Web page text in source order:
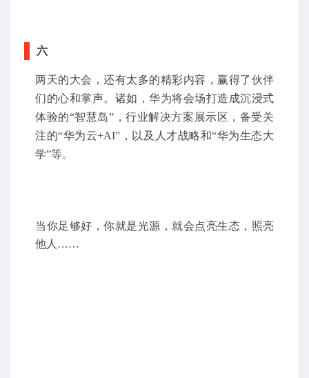
六
两天的大会，还有太多的精彩内容，赢得了伙伴
们的心和掌声。诸如，华为将会场打造成沉浸式
体验的“智慧岛”，行业解决方案展示区，备受关
注的“华为云+AI”，以及人才战略和“华为生态大
学”等。
当你足够好，你就是光源，就会点亮生态，照亮
他人……